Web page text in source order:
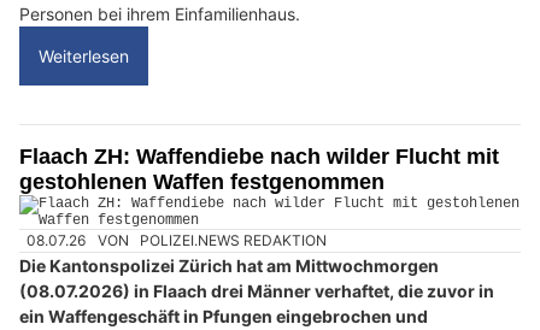
Personen bei ihrem Einfamilienhaus.
Weiterlesen
Flaach ZH: Waffendiebe nach wilder Flucht mit
gestohlenen Waffen festgenommen
08.07.26 VON POLIZEI.NEWS REDAKTION
Die Kantonspolizei Zürich hat am Mittwochmorgen
(08.07.2026) in Flaach drei Männer verhaftet, die zuvor in
ein Waffengeschäft in Pfungen eingebrochen und